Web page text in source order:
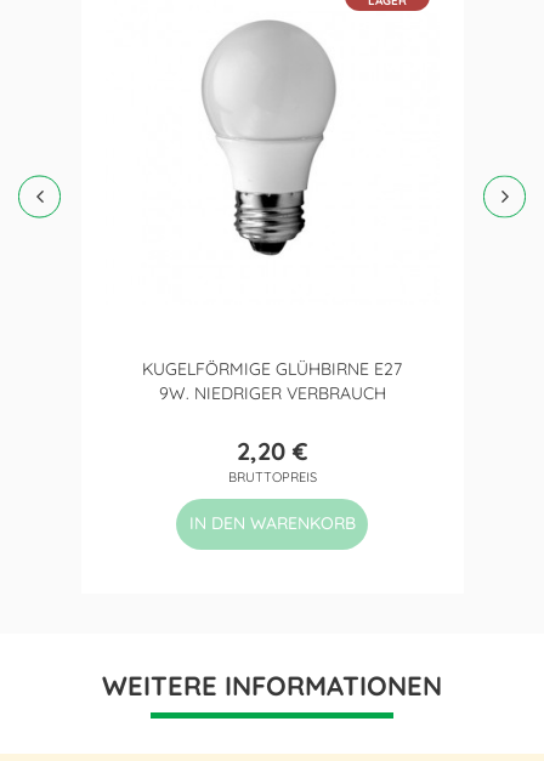
KUGELFÖRMIGE GLÜHBIRNE E27
9W. NIEDRIGER VERBRAUCH
Preis
2,20 €
BRUTTOPREIS
IN DEN WARENKORB
WEITERE INFORMATIONEN